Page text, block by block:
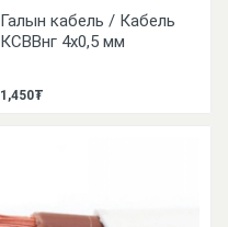
Галын кабель / Кабель
КСВВнг 4х0,5 мм
1,450₮